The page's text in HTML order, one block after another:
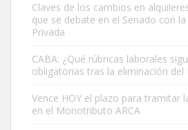
Claves de los cambios en
que se debate en el Senado con
Privada
CABA: ¿Qué rúbricas laborales
obligatorias tras la eliminación del
Vence HOY el plazo para tramitar
en el Monotributo ARCA